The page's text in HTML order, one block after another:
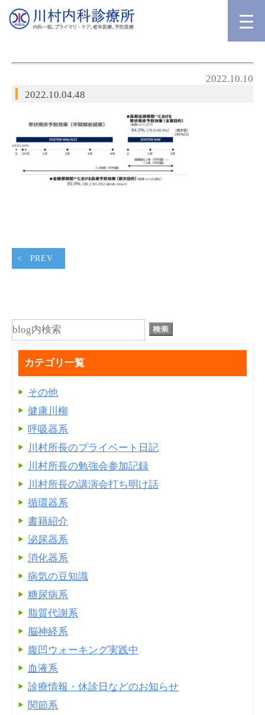
2022.10.10
2022.10.04.48
PREV
カテゴリ一覧
その他
健康川柳
呼吸器系
川村所長のプライベート日記
川村所長の勉強会参加記録
川村所長の講演会打ち明け話
循環器系
書籍紹介
泌尿器系
消化器系
病気の豆知識
糖尿病系
脂質代謝系
脳神経系
腹凹ウォーキング実践中
血液系
診療情報・休診日などのお知らせ
関節系